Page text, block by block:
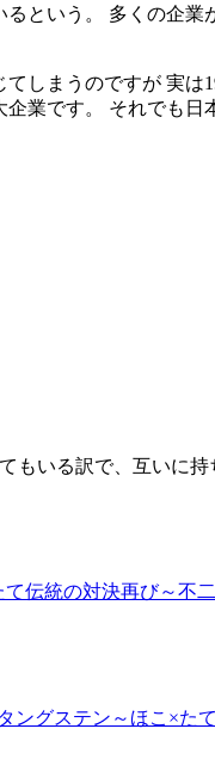
という。 多くの企業
しまうのですが 実は
業です。 それでも
いる訳で、互いに
て伝統の対決再び～不
ングステン～ほこ×た